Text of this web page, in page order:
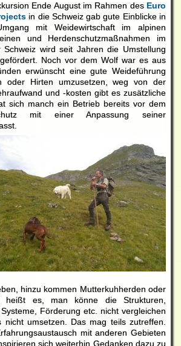
Ende August im Rahmen des Euro
in die Schweiz gab gute Einblicke in
mit Weidewirtschaft im alpinen
und Herdenschutzmaßnahmen im
Schweiz wird seit Jahren die Umstellung
Noch vor dem Wolf war es aus
erwünscht eine gute Weideführung
oder Hirten umzusetzen, weg von der
und -kosten gibt es zusätzliche
sich manch ein Betrieb bereits vor dem
mit einer Anpassung seiner
hinzu kommen Mutterkuhherden oder
heißt es, man könne die Strukturen,
Förderung etc. nicht vergleichen
umsetzen. Das mag teils zutreffen.
mit anderen Gebieten
sich weiterhin Gedanken dazu zu